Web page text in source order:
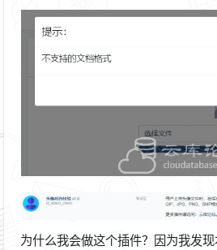
为什么我会做这个插件？因为我发